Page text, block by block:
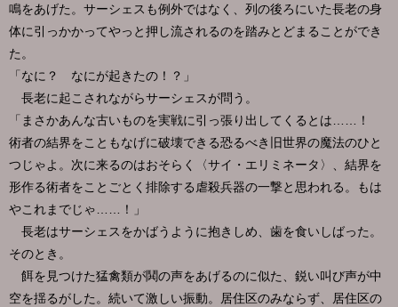
鳴をあげた。サーシェスも例外ではなく、列の後ろにいた長老の身
体に引っかかってやっと押し流されるのを踏みとどまることができ
た。
「なに？ なにが起きたの！？」
長老に起こされながらサーシェスが問う。
「まさかあんな古いものを実戦に引っ張り出してくるとは……！
術者の結界をこともなげに破壊できる恐るべき旧世界の魔法のひと
つじゃよ。次に来るのはおそらく〈サイ・エリミネータ〉、結界を
形作る術者をことごとく排除する虐殺兵器の一撃と思われる。もは
やこれまでじゃ……！」
長老はサーシェスをかばうように抱きしめ、歯を食いしばった。
そのとき。
餌を見つけた猛禽類が鬨の声をあげるのに似た、鋭い叫び声が中
空を揺るがした。続いて激しい振動。居住区のみならず、居住区の